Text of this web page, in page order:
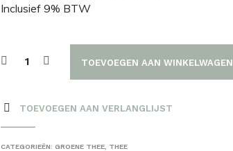
Inclusief 9% BTW
TOEVOEGEN AAN WINKELWAGEN
TOEVOEGEN AAN VERLANGLIJST
CATEGORIEËN:GROENE THEE THEE